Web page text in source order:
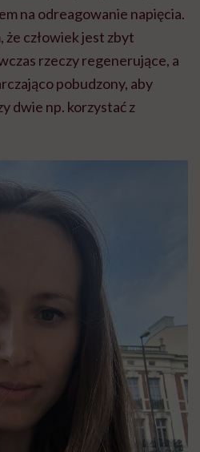
na odreagowanie napięcia.
że człowiek jest zbyt
rzeczy regenerujące, a
pobudzony, aby
dwie np. korzystać z